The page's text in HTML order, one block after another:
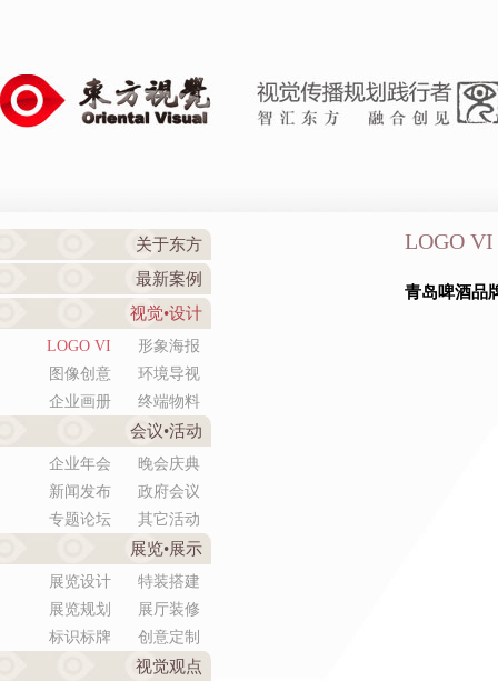
关于东方
最新案例
视觉•设计
LOGO VI
形象海报
图像创意
环境导视
企业画册
终端物料
会议•活动
企业年会
晚会庆典
新闻发布
政府会议
专题论坛
其它活动
展览•展示
展览设计
特装搭建
展览规划
展厅装修
标识标牌
创意定制
视觉观点
LOGO VI
青岛啤酒品